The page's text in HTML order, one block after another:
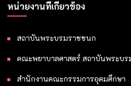
หน่วยงานที่เกี่ยวข้อง
สถาบันพระบรมราชชนก
คณะพยาบาลศาสตร์ สถาบันพระบ
สำนักงานคณะกรรมการอุดมศึกษา